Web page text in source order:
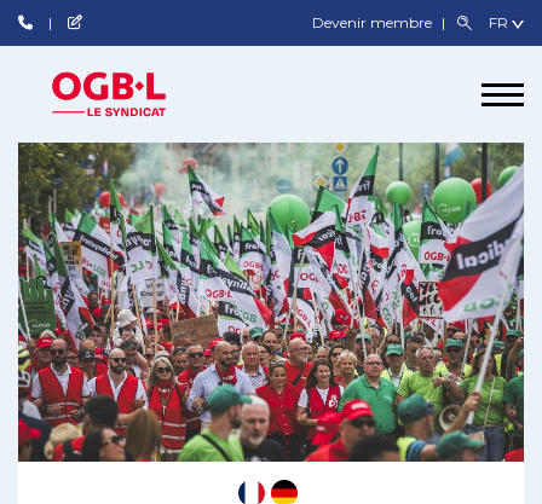
Devenir membre